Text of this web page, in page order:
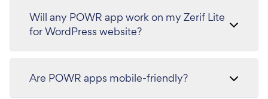
Will any POWR app work on my Zerif Lite
for WordPress website?
Are POWR apps mobile-friendly?